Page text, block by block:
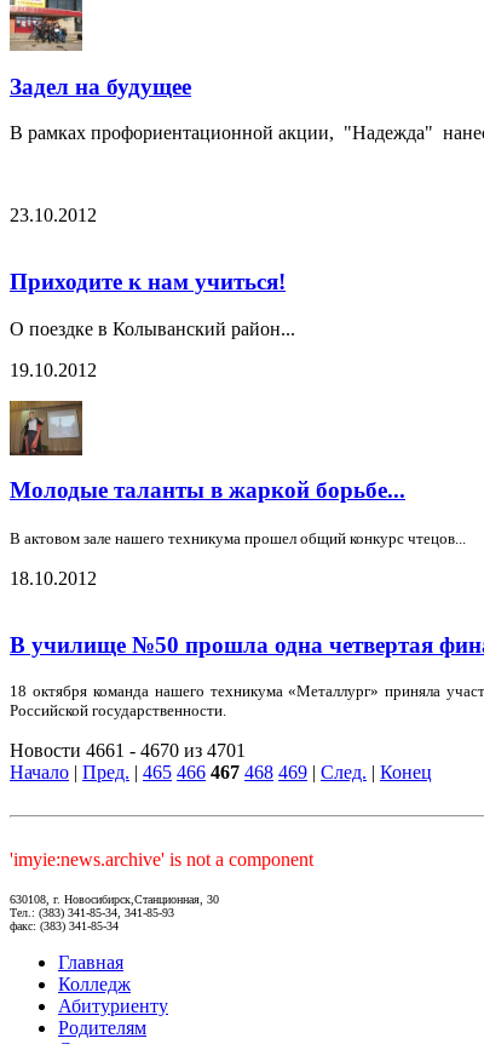
Задел на будущее
В рамках профориентационной акции, "Надежда"
23.10.2012
Приходите к нам учиться!
О поездке в Колыванский район...
19.10.2012
Молодые таланты в жаркой борьбе...
В актовом зале нашего техникума прошел общий конкурс чтецов...
18.10.2012
В училище №50 прошла одна четвертая
18 октября команда нашего техникума «Металлург» приняла
Российской государственности.
Новости 4661 - 4670 из 4701
Начало | Пред. | 465 466 467 468 469 | След. | Конец
'imyie:news.archive' is not a component
630108, г. Новосибирск,Станционная, 30
Тел.: (383) 341-85-34, 341-85-93
факс: (383) 341-85-34
Главная
Колледж
Абитуриенту
Родителям